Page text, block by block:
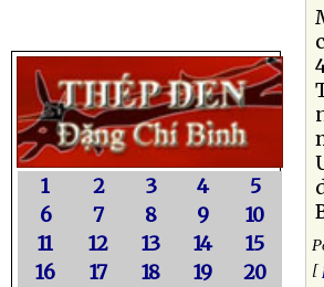
1 2 3 4
5
6
7 8 9
10
11
12 13 14
15
16
17 18 19
20
[